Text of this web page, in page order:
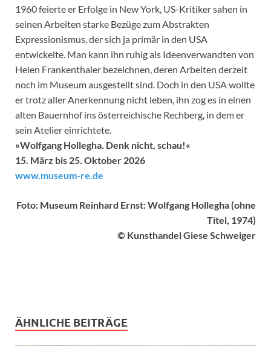
1960 feierte er Erfolge in New York, US-Kritiker sahen in
seinen Arbeiten starke Bezüge zum Abstrakten
Expressionismus, der sich ja primär in den USA
entwickelte. Man kann ihn ruhig als Ideenverwandten von
Helen Frankenthaler bezeichnen, deren Arbeiten derzeit
noch im Museum ausgestellt sind. Doch in den USA wollte
er trotz aller Anerkennung nicht leben, ihn zog es in einen
alten Bauernhof ins österreichische Rechberg, in dem er
sein Atelier einrichtete.
»Wolfgang Hollegha. Denk nicht, schau!«
15. März bis 25. Oktober 2026
www.museum-re.de
Foto: Museum Reinhard Ernst: Wolfgang Hollegha (ohne
Titel, 1974)
© Kunsthandel Giese Schweiger
ÄHNLICHE BEITRÄGE